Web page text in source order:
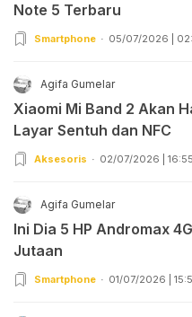
Note 5 Terbaru
Smartphone 05/07/2026 |
Agifa Gumelar
Xiaomi Mi Band 2 Akan
Layar Sentuh dan NFC
Aksesoris 02/07/2026 | 16:55
Agifa Gumelar
Ini Dia 5 HP Andromax
Jutaan
Smartphone 01/07/2026 |